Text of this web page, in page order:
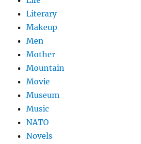
Literary
Makeup
Men
Mother
Mountain
Movie
Museum
Music
NATO
Novels